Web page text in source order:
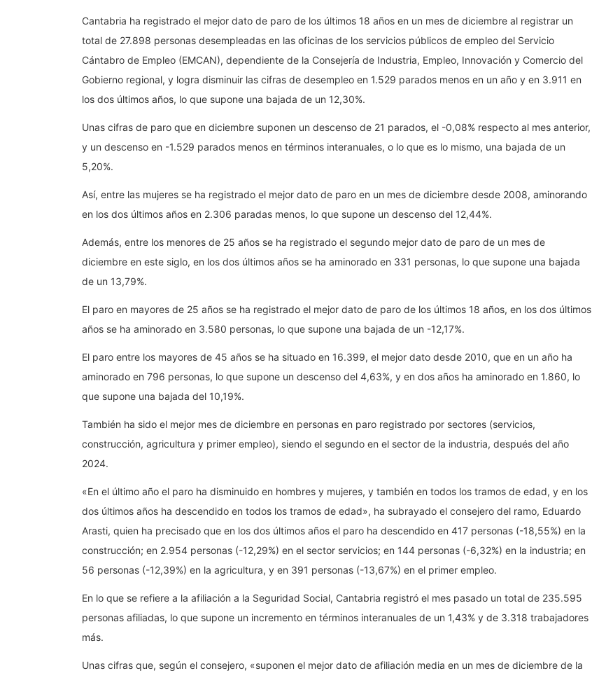
Cantabria ha registrado el mejor dato de paro de los últimos 18 años en un mes de diciembre al registrar un
total de 27.898 personas desempleadas en las oficinas de los servicios públicos de empleo del Servicio
Cántabro de Empleo (EMCAN), dependiente de la Consejería de Industria, Empleo, Innovación y Comercio del
Gobierno regional, y logra disminuir las cifras de desempleo en 1.529 parados menos en un año y en 3.911 en
los dos últimos años, lo que supone una bajada de un 12,30%.
Unas cifras de paro que en diciembre suponen un descenso de 21 parados, el -0,08% respecto al mes anterior,
y un descenso en -1.529 parados menos en términos interanuales, o lo que es lo mismo, una bajada de un
5,20%.
Así, entre las mujeres se ha registrado el mejor dato de paro en un mes de diciembre desde 2008, aminorando
en los dos últimos años en 2.306 paradas menos, lo que supone un descenso del 12,44%.
Además, entre los menores de 25 años se ha registrado el segundo mejor dato de paro de un mes de
diciembre en este siglo, en los dos últimos años se ha aminorado en 331 personas, lo que supone una bajada
de un 13,79%.
El paro en mayores de 25 años se ha registrado el mejor dato de paro de los últimos 18 años, en los dos últimos
años se ha aminorado en 3.580 personas, lo que supone una bajada de un -12,17%.
El paro entre los mayores de 45 años se ha situado en 16.399, el mejor dato desde 2010, que en un año ha
aminorado en 796 personas, lo que supone un descenso del 4,63%, y en dos años ha aminorado en 1.860, lo
que supone una bajada del 10,19%.
También ha sido el mejor mes de diciembre en personas en paro registrado por sectores (servicios,
construcción, agricultura y primer empleo), siendo el segundo en el sector de la industria, después del año
2024.
«En el último año el paro ha disminuido en hombres y mujeres, y también en todos los tramos de edad, y en los
dos últimos años ha descendido en todos los tramos de edad», ha subrayado el consejero del ramo, Eduardo
Arasti, quien ha precisado que en los dos últimos años el paro ha descendido en 417 personas (-18,55%) en la
construcción; en 2.954 personas (-12,29%) en el sector servicios; en 144 personas (-6,32%) en la industria; en
56 personas (-12,39%) en la agricultura, y en 391 personas (-13,67%) en el primer empleo.
En lo que se refiere a la afiliación a la Seguridad Social, Cantabria registró el mes pasado un total de 235.595
personas afiliadas, lo que supone un incremento en términos interanuales de un 1,43% y de 3.318 trabajadores
más.
Unas cifras que, según el consejero, «suponen el mejor dato de afiliación media en un mes de diciembre de la